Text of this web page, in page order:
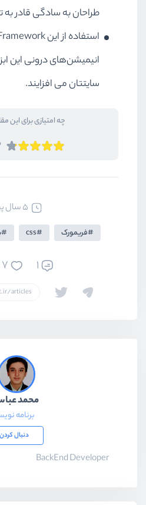
طراحان به سادگی قادر به
انیمیشن‌های درونی این
سایتتان می افزایند.
چه امتیازی برای این
5 سال پیش
فریمورک css
1
7
محمد
برنامه
دنبال کردن
BackEnd Developer